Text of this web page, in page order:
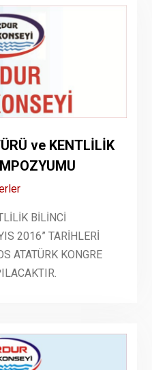
ve KENTLİLİK
BİLİNCİ
2016” TARİHLERİ
ATATÜRK KONGRE